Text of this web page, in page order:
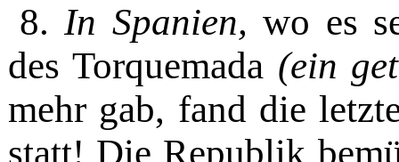
8. In Spanien,wo es
des Torquemada (ein
mehr gab, fand die
statt! Die Republik